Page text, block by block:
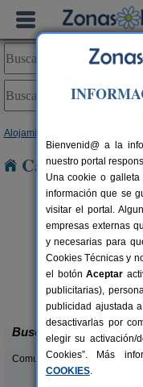
Alojamientos
Casas Rurales
El
Villarrubia
Buscar
Comunidades:
Bienvenid@ a la
nuestro portal
Una cookie o
información que se
visitar el portal.
empresas externas
y necesarias para
Cookies Técnicas y
el botónAceptar
publicitarias),
publicidad ajustada
desactivarlas por
elegir su activación/
Cookies”. Más
COOKIES.